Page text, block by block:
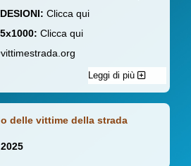
Clicca qui
Clicca qui
Leggi di più
delle vittime della strada